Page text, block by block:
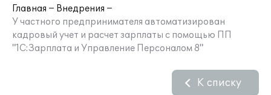
Главная
Внедрения
У частного предпринимателя автоматизирован
кадровый учет и расчет зарплаты с помощью ПП
"1С:Зарплата и Управление Персоналом 8"
К списку